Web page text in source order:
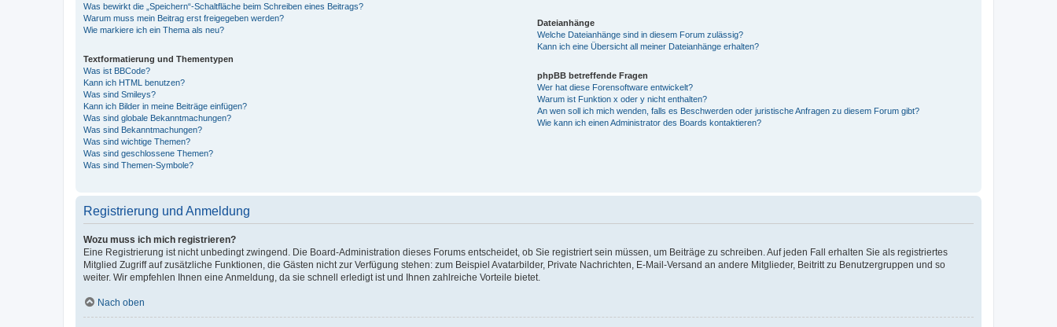
Was bewirkt die „Speichern“-Schaltfläche beim Schreiben eines Beitrags?
Warum muss mein Beitrag erst freigegeben werden?
Wie markiere ich ein Thema als neu?
Textformatierung und Thementypen
Was ist BBCode?
Kann ich HTML benutzen?
Was sind Smileys?
Kann ich Bilder in meine Beiträge einfügen?
Was sind globale Bekanntmachungen?
Was sind Bekanntmachungen?
Was sind wichtige Themen?
Was sind geschlossene Themen?
Was sind Themen-Symbole?
Dateianhänge
Welche Dateianhänge sind in diesem Forum zulässig?
Kann ich eine Übersicht all meiner Dateianhänge erhalten?
phpBB betreffende Fragen
Wer hat diese Forensoftware entwickelt?
Warum ist Funktion x oder y nicht enthalten?
An wen soll ich mich wenden, falls es Beschwerden oder juristische Anfragen zu diesem Forum gibt?
Wie kann ich einen Administrator des Boards kontaktieren?
Registrierung und Anmeldung
Wozu muss ich mich registrieren?
Eine Registrierung ist nicht unbedingt zwingend. Die Board-Administration dieses Forums entscheidet, ob Sie registriert sein müssen, um Beiträge zu schreiben. Auf jeden Fall erhalten Sie als registriertes
Mitglied Zugriff auf zusätzliche Funktionen, die Gästen nicht zur Verfügung stehen: zum Beispiel Avatarbilder, Private Nachrichten, E-Mail-Versand an andere Mitglieder, Beitritt zu Benutzergruppen und so
weiter. Wir empfehlen Ihnen eine Anmeldung, da sie schnell erledigt ist und Ihnen zahlreiche Vorteile bietet.
Nach oben